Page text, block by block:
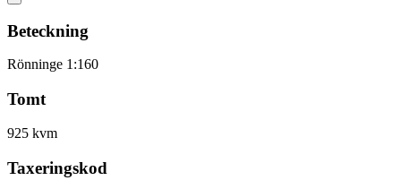
Beteckning
Rönninge 1:160
Tomt
925 kvm
Taxeringskod